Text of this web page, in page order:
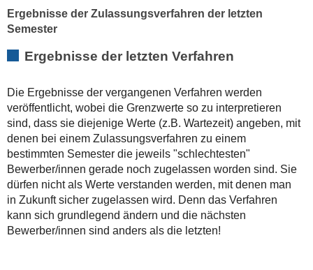
Ergebnisse der Zulassungsverfahren der letzten
Semester
Ergebnisse der letzten Verfahren
Die Ergebnisse der vergangenen Verfahren werden
veröffentlicht, wobei die Grenzwerte so zu interpretieren
sind, dass sie diejenige Werte (z.B. Wartezeit) angeben, mit
denen bei einem Zulassungsverfahren zu einem
bestimmten Semester die jeweils "schlechtesten"
Bewerber/innen gerade noch zugelassen worden sind. Sie
dürfen nicht als Werte verstanden werden, mit denen man
in Zukunft sicher zugelassen wird. Denn das Verfahren
kann sich grundlegend ändern und die nächsten
Bewerber/innen sind anders als die letzten!